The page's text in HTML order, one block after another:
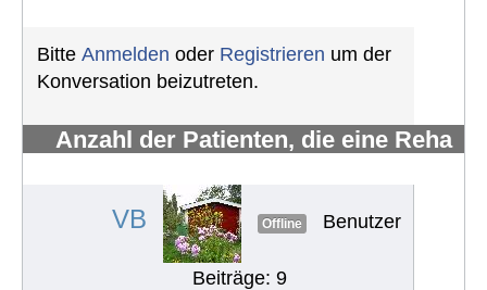
Bitte Anmelden oder Registrieren um der
Konversation beizutreten.
Anzahl der Patienten, die eine Reha
VB Offline Benutzer
Beiträge: 9